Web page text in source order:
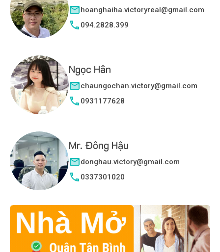
hoanghaiha.victoryreal@gmail.com
094.2828.399
Ngọc Hân
chaungochan.victory@gmail.com
0931177628
Mr. Đông Hậu
donghau.victory@gmail.com
0337301020